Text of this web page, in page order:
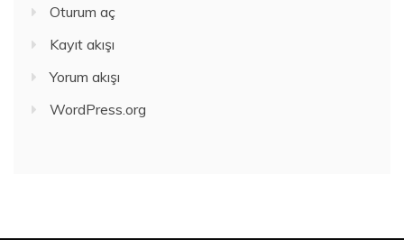
Oturum aç
Kayıt akışı
Yorum akışı
WordPress.org